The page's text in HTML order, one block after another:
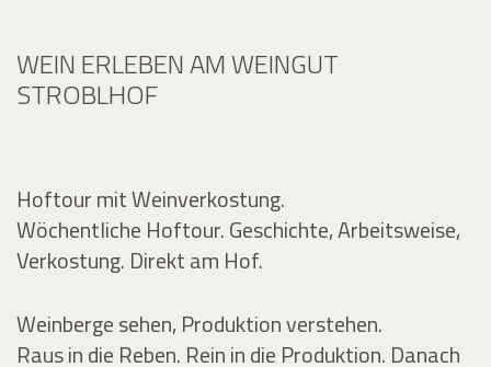
WEIN ERLEBEN AM WEINGUT
STROBLHOF
Hoftour mit Weinverkostung.
Wöchentliche Hoftour. Geschichte, Arbeitsweise,
Verkostung. Direkt am Hof.
Weinberge sehen, Produktion verstehen.
Raus in die Reben. Rein in die Produktion. Danach